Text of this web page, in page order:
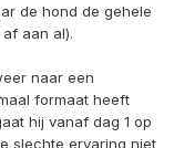
de hond de gehele
aan al).
naar een
formaat heeft
hij vanaf dag 1 op
slechte ervaring niet